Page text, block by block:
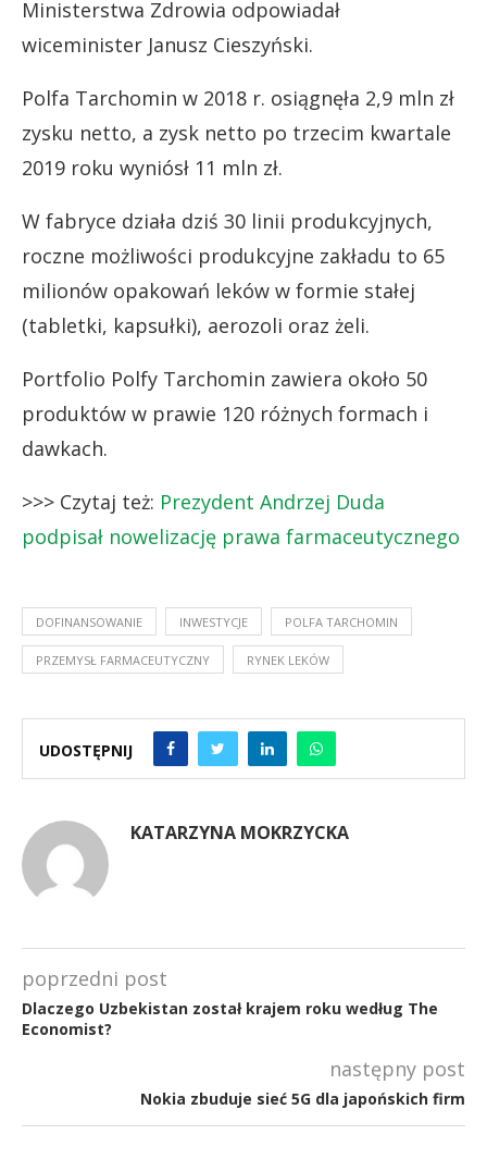
Ministerstwa Zdrowia odpowiadał
wiceminister Janusz Cieszyński.
Polfa Tarchomin w 2018 r. osiągnęła 2,9 mln zł
zysku netto, a zysk netto po trzecim kwartale
2019 roku wyniósł 11 mln zł.
W fabryce działa dziś 30 linii produkcyjnych,
roczne możliwości produkcyjne zakładu to 65
milionów opakowań leków w formie stałej
(tabletki, kapsułki), aerozoli oraz żeli.
Portfolio Polfy Tarchomin zawiera około 50
produktów w prawie 120 różnych formach i
dawkach.
>>> Czytaj też: Prezydent Andrzej Duda
podpisał nowelizację prawa farmaceutycznego
DOFINANSOWANIE INWESTYCJE POLFA TARCHOMIN
PRZEMYSŁ FARMACEUTYCZNY RYNEK LEKÓW
UDOSTĘPNIJ
KATARZYNA MOKRZYCKA
poprzedni post
Dlaczego Uzbekistan został krajem roku według The
Economist?
następny post
Nokia zbuduje sieć 5G dla japońskich firm